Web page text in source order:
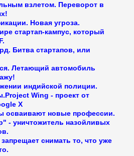
взлетом. Переворот в
Новая угроза.
стартап-кампус, который
Битва стартапов, или
Летающий автомобиль
индийской полиции.
Wing - проект от
X
осваивают новые профессии.
- уничтожитель назойливых
снимать то, что уже